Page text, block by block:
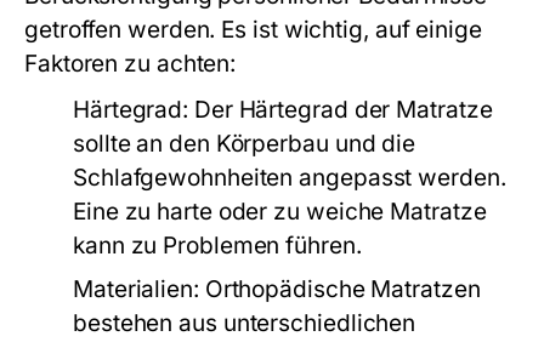
getroffen werden. Es ist wichtig, auf einige
Faktoren zu achten:
Härtegrad: Der Härtegrad der Matratze
sollte an den Körperbau und die
Schlafgewohnheiten angepasst werden.
Eine zu harte oder zu weiche Matratze
kann zu Problemen führen.
Materialien: Orthopädische Matratzen
bestehen aus unterschiedlichen